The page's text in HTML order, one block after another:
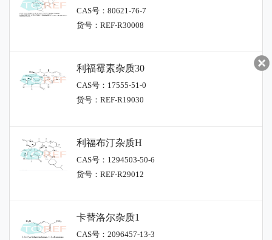
CAS号：80621-76-7
货号：REF-R30008
利福霉素杂质30
CAS号：17555-51-0
货号：REF-R19030
利福布汀杂质H
CAS号：1294503-50-6
货号：REF-R29012
卡替洛尔杂质1
CAS号：2096457-13-3